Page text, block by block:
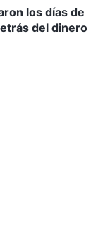
la oficina
para
Cuando me
tandas de
se había
los días de
del dinero